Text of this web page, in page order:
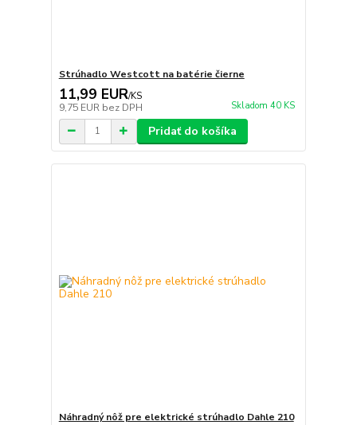
Strúhadlo Westcott na batérie čierne
11,99 EUR/KS
9,75 EUR bez DPH Skladom 40 KS
Pridať do košíka
Náhradný nôž pre elektrické strúhadlo Dahle 210